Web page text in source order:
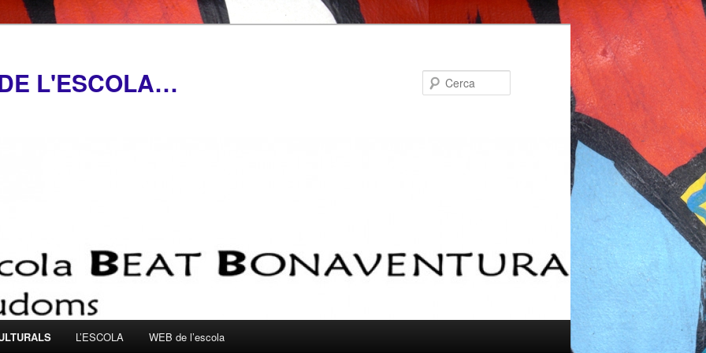
L'ESCOLA…
L’ESCOLA WEB de l’escola